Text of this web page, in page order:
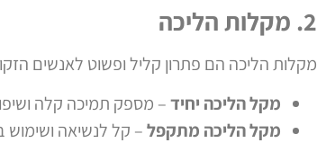
2. מקלות הליכה
מקלות הליכה הם פתרון קליל ופשוט לאנשים
מקל הליכה יחיד– מספק תמיכה קלה
מקל הליכה מתקפל– קל לנשיאה